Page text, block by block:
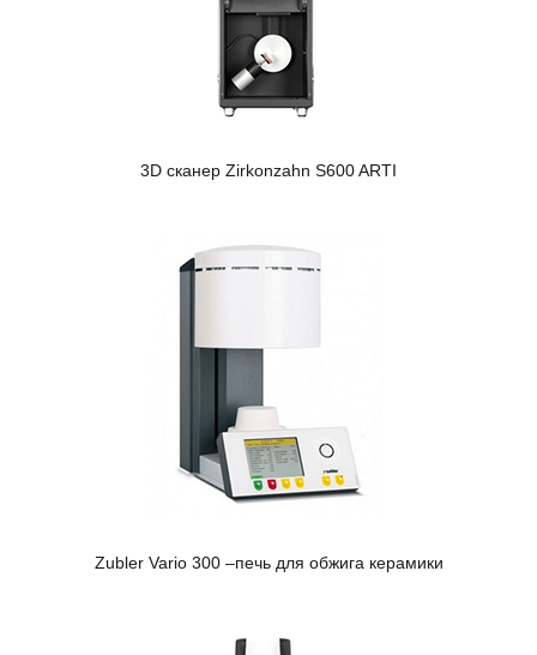
3D сканер Zirkonzahn S600 ARTI
Zubler Vario 300 –печь для обжига керамики